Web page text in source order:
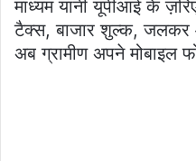
माध्यम यानी यूपीआई के
टैक्स, बाजार शुल्क,
अब ग्रामीण अपने मोबाइल